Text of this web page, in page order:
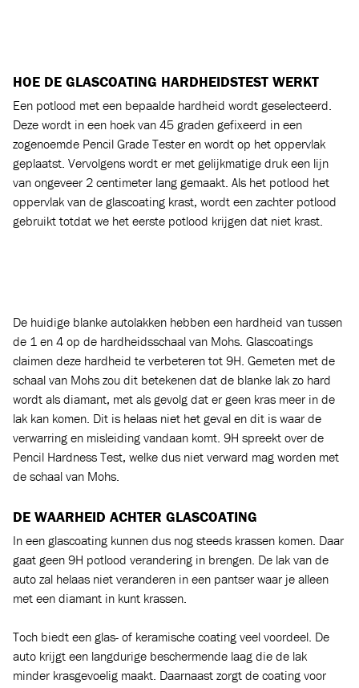
HOE DE GLASCOATING HARDHEIDSTEST WERKT
Een potlood met een bepaalde hardheid wordt geselecteerd.
Deze wordt in een hoek van 45 graden gefixeerd in een
zogenoemde Pencil Grade Tester en wordt op het oppervlak
geplaatst. Vervolgens wordt er met gelijkmatige druk een lijn
oppervlak van de glascoating krast, wordt een zachter potlood
gebruikt totdat we het eerste potlood krijgen dat niet krast.